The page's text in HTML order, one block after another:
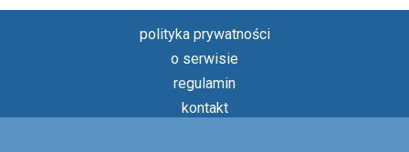
polityka prywatności
o serwisie
regulamin
kontakt